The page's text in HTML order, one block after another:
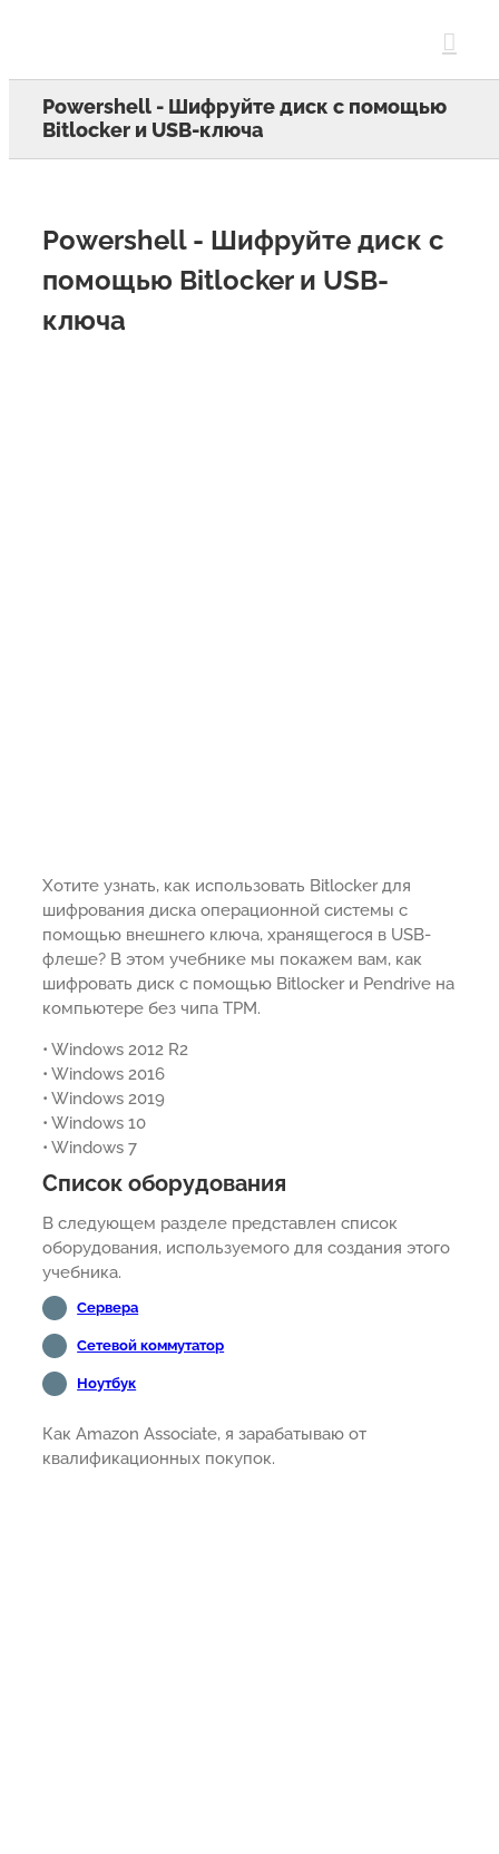
Powershell - Шифруйте диск с помощью
Bitlocker и USB-ключа
Powershell - Шифруйте диск с
помощью Bitlocker и USB-
ключа
Хотите узнать, как использовать Bitlocker для
шифрования диска операционной системы с
помощью внешнего ключа, хранящегося в USB-
флеше? В этом учебнике мы покажем вам, как
шифровать диск с помощью Bitlocker и Pendrive на
компьютере без чипа TPM.
• Windows 2012 R2
• Windows 2016
• Windows 2019
• Windows 10
• Windows 7
Список оборудования
В следующем разделе представлен список
оборудования, используемого для создания этого
учебника.
Сервера
Сетевой коммутатор
Ноутбук
Как Amazon Associate, я зарабатываю от
квалификационных покупок.